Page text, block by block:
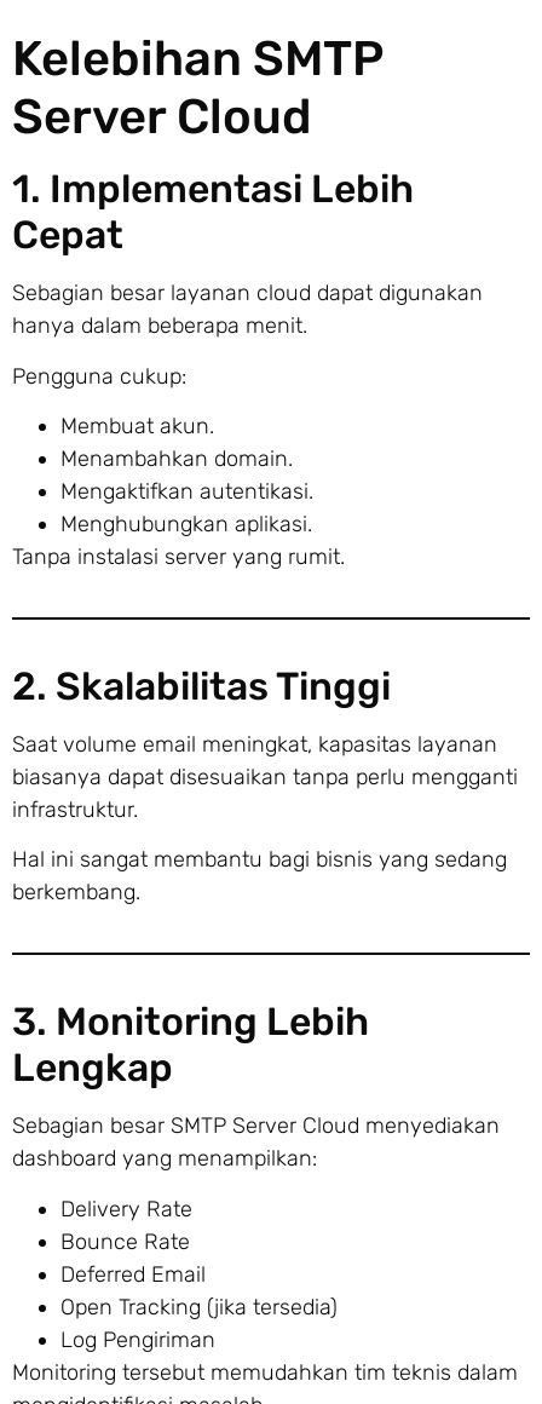
Kelebihan SMTP
Server Cloud
1. Implementasi Lebih
Cepat
Sebagian besar layanan cloud dapat digunakan
hanya dalam beberapa menit.
Pengguna cukup:
Membuat akun.
Menambahkan domain.
Mengaktifkan autentikasi.
Menghubungkan aplikasi.
Tanpa instalasi server yang rumit.
2. Skalabilitas Tinggi
Saat volume email meningkat, kapasitas layanan
biasanya dapat disesuaikan tanpa perlu mengganti
infrastruktur.
Hal ini sangat membantu bagi bisnis yang sedang
berkembang.
3. Monitoring Lebih
Lengkap
Sebagian besar SMTP Server Cloud menyediakan
dashboard yang menampilkan:
Delivery Rate
Bounce Rate
Deferred Email
Open Tracking (jika tersedia)
Log Pengiriman
Monitoring tersebut memudahkan tim teknis dalam